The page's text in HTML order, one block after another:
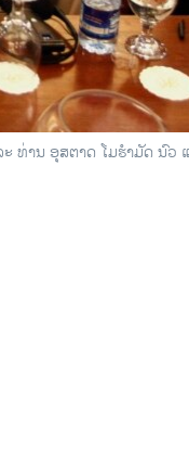
ທ່ານ ອຸສ​ຕາດ ໂມ​ຮຳ​ມັດ ນົວ